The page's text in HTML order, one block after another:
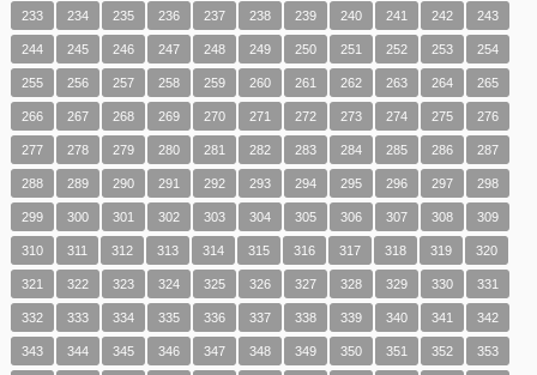
233 234 235 236 237 238 239 240 241 242 243
244 245 246 247 248 249 250 251 252 253 254
255 256 257 258 259 260 261 262 263 264 265
266 267 268 269 270 271 272 273 274 275 276
277 278 279 280 281 282 283 284 285 286 287
288 289 290 291 292 293 294 295 296 297 298
299 300 301 302 303 304 305 306 307 308 309
310 311 312 313 314 315 316 317 318 319 320
321 322 323 324 325 326 327 328 329 330 331
332 333 334 335 336 337 338 339 340 341 342
343 344 345 346 347 348 349 350 351 352 353